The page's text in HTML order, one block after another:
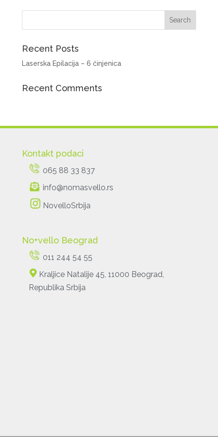
Recent Posts
Laserska Epilacija – 6 činjenica
Recent Comments
Kontakt podaci
065 88 33 837
info@nomasvello.rs
NovelloSrbija
No+vello Beograd
011 244 54 55
Kraljice Natalije 45, 11000 Beograd,
Republika Srbija